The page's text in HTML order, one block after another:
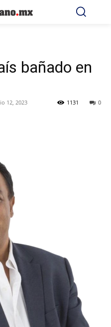
bañado en
12, 2023 0
1131